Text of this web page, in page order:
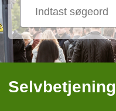
Selvbetjening